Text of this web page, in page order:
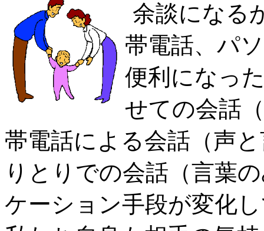
余談になる
帯電話、パ
便利になっ
せての会話
帯電話による会話（声
りとりでの会話（言葉
ケーション手段が変化